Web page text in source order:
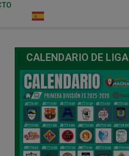
CALENDARIO DE LIGA